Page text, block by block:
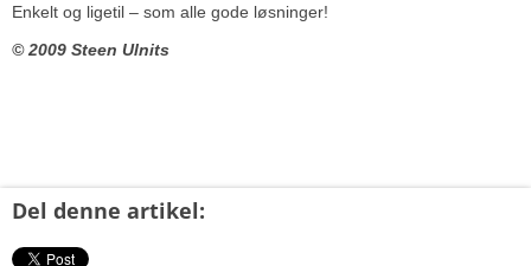
Enkelt og ligetil – som alle gode løsninger!
© 2009 Steen Ulnits
Del denne artikel: